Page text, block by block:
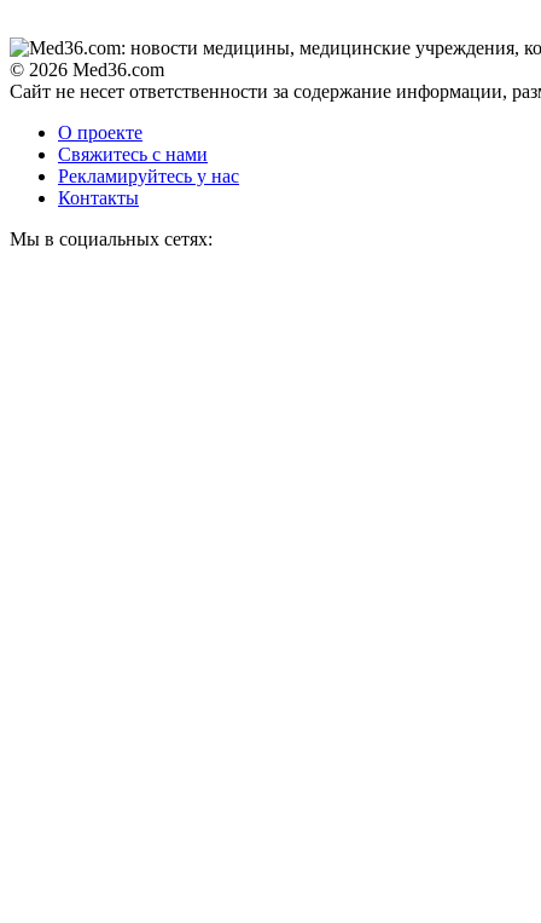
© 2026 Med36.com
Сайт не несет ответственности за содержание информации,
О проекте
Свяжитесь с нами
Рекламируйтесь у нас
Контакты
Мы в социальных сетях: